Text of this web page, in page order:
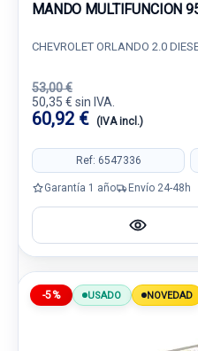
MANDO MULTIFUNCION
CHEVROLET ORLANDO 2.0
53,00 €
50,35 € sin IVA.
60,92 € (IVA incl.)
Ref: 6547336
Garantía 1 año Envío 24-48h
-5% USADO NOVEDAD